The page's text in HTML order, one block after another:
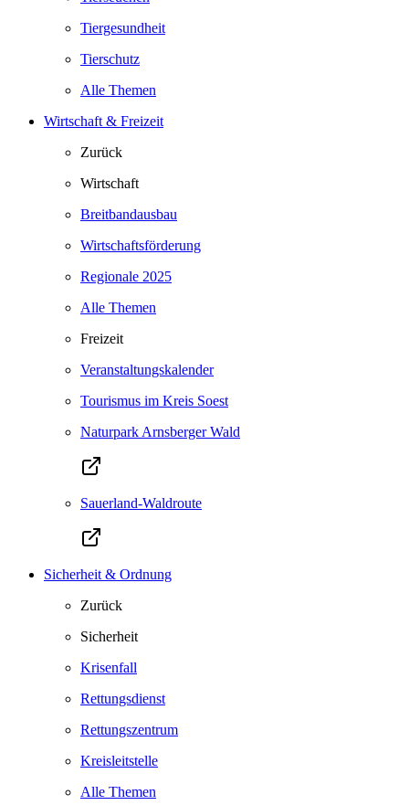
Tiergesundheit
Tierschutz
Alle Themen
Wirtschaft & Freizeit
Zurück
Wirtschaft
Breitbandausbau
Wirtschaftsförderung
Regionale 2025
Alle Themen
Freizeit
Veranstaltungskalender
Tourismus im Kreis Soest
Naturpark Arnsberger Wald
Sauerland-Waldroute
Sicherheit & Ordnung
Zurück
Sicherheit
Krisenfall
Rettungsdienst
Rettungszentrum
Kreisleitstelle
Alle Themen